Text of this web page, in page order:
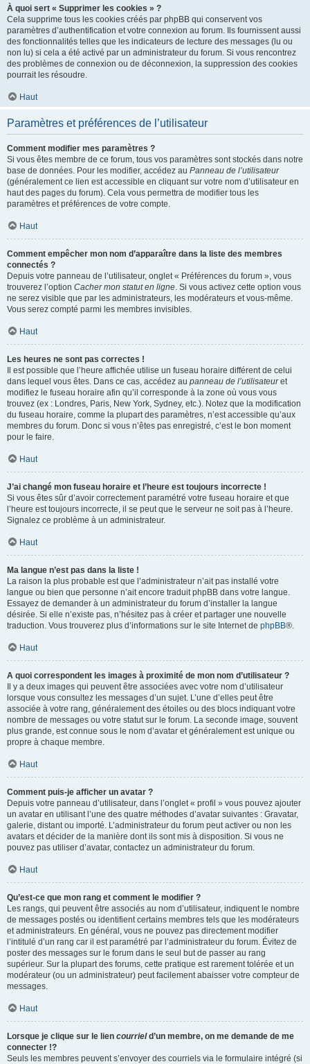
À quoi sert « Supprimer les cookies » ?
Cela supprime tous les cookies créés par phpBB qui conservent vos
paramètres d’authentification et votre connexion au forum. Ils fournissent aussi
des fonctionnalités telles que les indicateurs de lecture des messages (lu ou
non lu) si cela a été activé par un administrateur du forum. Si vous rencontrez
des problèmes de connexion ou de déconnexion, la suppression des cookies
pourrait les résoudre.
Haut
Paramètres et préférences de l’utilisateur
Comment modifier mes paramètres ?
Si vous êtes membre de ce forum, tous vos paramètres sont stockés dans notre
base de données. Pour les modifier, accédez au Panneau de l’utilisateur
(généralement ce lien est accessible en cliquant sur votre nom d’utilisateur en
haut des pages du forum). Cela vous permettra de modifier tous les
paramètres et préférences de votre compte.
Haut
Comment empêcher mon nom d’apparaître dans la liste des membres
connectés ?
Depuis votre panneau de l’utilisateur, onglet « Préférences du forum », vous
trouverez l’option Cacher mon statut en ligne. Si vous activez cette option vous
ne serez visible que par les administrateurs, les modérateurs et vous-même.
Vous serez compté parmi les membres invisibles.
Haut
Les heures ne sont pas correctes !
Il est possible que l’heure affichée utilise un fuseau horaire différent de celui
dans lequel vous êtes. Dans ce cas, accédez au panneau de l’utilisateuret
modifiez le fuseau horaire afin qu’il corresponde à la zone où vous vous
trouvez (ex : Londres, Paris, New York, Sydney, etc.). Notez que la modification
du fuseau horaire, comme la plupart des paramètres, n’est accessible qu’aux
membres du forum. Donc si vous n’êtes pas enregistré, c’est le bon moment
pour le faire.
Haut
J’ai changé mon fuseau horaire et l’heure est toujours incorrecte !
Si vous êtes sûr d’avoir correctement paramétré votre fuseau horaire et que
l’heure est toujours incorrecte, il se peut que le serveur ne soit pas à l’heure.
Signalez ce problème à un administrateur.
Haut
Ma langue n’est pas dans la liste !
La raison la plus probable est que l’administrateur n’ait pas installé votre
langue ou bien que personne n’ait encore traduit phpBB dans votre langue.
Essayez de demander à un administrateur du forum d’installer la langue
désirée. Si elle n’existe pas, n’hésitez pas à créer et partager une nouvelle
traduction. Vous trouverez plus d’informations sur le site Internet de phpBB®.
Haut
A quoi correspondent les images à proximité de mon nom d’utilisateur ?
Il y a deux images qui peuvent être associées avec votre nom d’utilisateur
lorsque vous consultez les messages d’un sujet. L’une d’elles peut être
associée à votre rang, généralement des étoiles ou des blocs indiquant votre
nombre de messages ou votre statut sur le forum. La seconde image, souvent
plus grande, est connue sous le nom d’avatar et généralement est unique ou
propre à chaque membre.
Haut
Comment puis-je afficher un avatar ?
Depuis votre panneau d’utilisateur, dans l’onglet « profil » vous pouvez ajouter
un avatar en utilisant l’une des quatre méthodes d’avatar suivantes : Gravatar,
galerie, distant ou importé. L’administrateur du forum peut activer ou non les
avatars et décider de la manière dont ils sont mis à disposition. Si vous ne
pouvez pas utiliser d’avatar, contactez un administrateur du forum.
Haut
Qu’est-ce que mon rang et comment le modifier ?
Les rangs, qui peuvent être associés au nom d’utilisateur, indiquent le nombre
de messages postés ou identifient certains membres tels que les modérateurs
et administrateurs. En général, vous ne pouvez pas directement modifier
l’intitulé d’un rang car il est paramétré par l’administrateur du forum. Évitez de
poster des messages sur le forum dans le seul but de passer au rang
supérieur. Sur la plupart des forums, cette pratique est rarement tolérée et un
modérateur (ou un administrateur) peut facilement abaisser votre compteur de
messages.
Haut
Lorsque je clique sur le lien courrield’un membre, on me demande de me
connecter !?
Seuls les membres peuvent s’envoyer des courriels via le formulaire intégré (si